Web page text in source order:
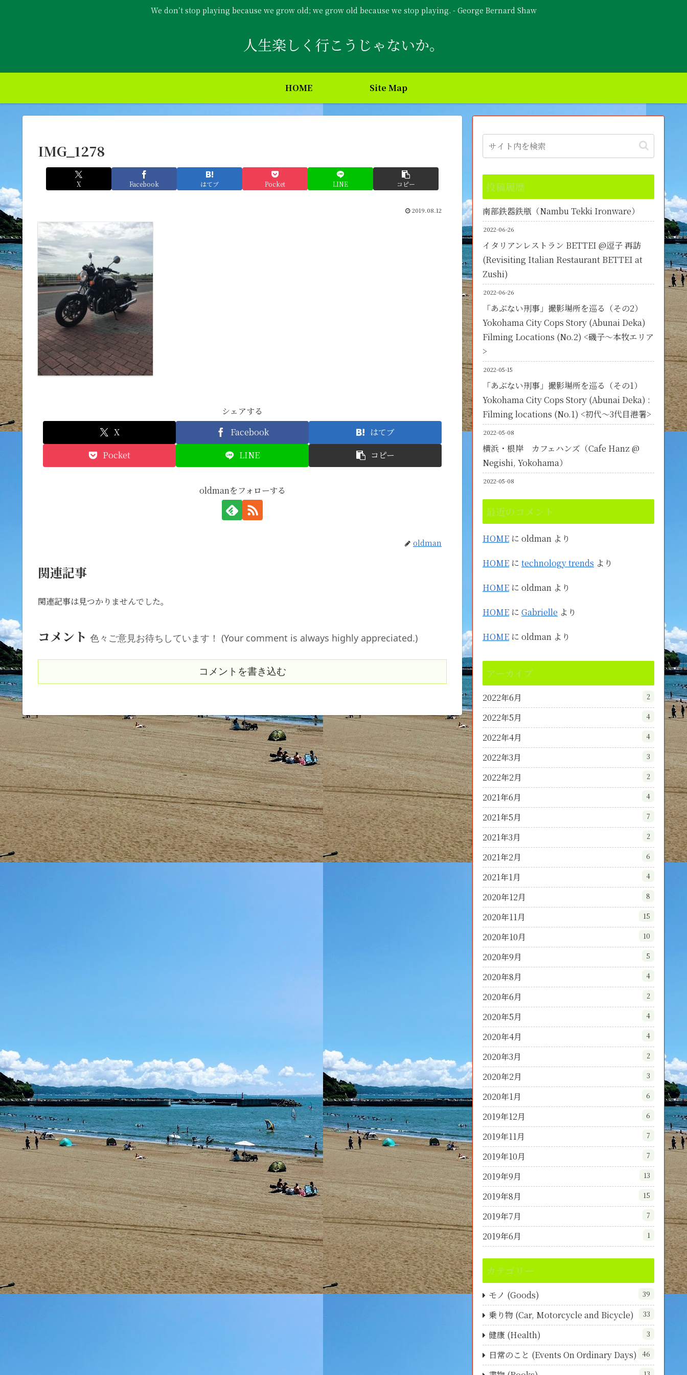
We don’t stop playing because we grow old; we grow old because we stop playing. - George Bernard Shaw
人生楽しく行こうじゃないか。
HOME Site Map
IMG_1278
X Facebook はてブ Pocket LINE コピー
2019.08.12
シェアする
X
Facebook
はてブ
Pocket
LINE コピー
oldmanをフォローする
oldman
関連記事
関連記事は見つかりませんでした。
コメント 色々ご意見お待ちしています！ (Your comment is always highly appreciated.)
コメントを書き込む
投稿履歴
南部鉄器鉄瓶（Nambu Tekki Ironware）
2022-06-26
イタリアンレストラン BETTEI @逗子 再訪
(Revisiting Italian Restaurant BETTEI at
Zushi)
2022-06-26
「あぶない刑事」撮影場所を巡る（その2）
Yokohama City Cops Story (Abunai Deka)
Filming Locations (No.2) <磯子～本牧エリア
>
2022-05-15
「あぶない刑事」撮影場所を巡る（その1）
Yokohama City Cops Story (Abunai Deka) :
Filming locations (No.1) <初代～3代目港署>
2022-05-08
横浜・根岸 カフェハンズ（Cafe Hanz @
Negishi, Yokohama）
2022-05-08
最近のコメント
HOME に oldman より
HOME に technology trends より
HOME に oldman より
HOME に Gabrielle より
HOME に oldman より
アーカイブ
2022年6月 2
2022年5月 4
2022年4月 4
2022年3月 3
2022年2月 2
2021年6月 4
2021年5月 7
2021年3月 2
2021年2月 6
2021年1月 4
2020年12月 8
2020年11月 15
2020年10月 10
2020年9月 5
2020年8月 4
2020年6月 2
2020年5月 4
2020年4月 4
2020年3月 2
2020年2月 3
2020年1月 6
2019年12月 6
2019年11月 7
2019年10月 7
2019年9月 13
2019年8月 15
2019年7月 7
2019年6月 1
カテゴリー
モノ (Goods) 39
乗り物 (Car, Motorcycle and Bicycle) 33
健康 (Health) 3
日常のこと (Events On Ordinary Days) 46